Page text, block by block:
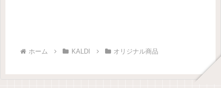
ホーム KALDI オリジナル商品